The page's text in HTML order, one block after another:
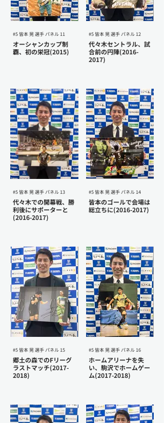
#5 皆本 晃 選手 パネル 11
オーシャンカップ制
覇、初の栄冠(2015)
#5 皆本 晃 選手 パネル 12
代々木セントラル、試
合前の円陣(2016-
2017)
#5 皆本 晃 選手 パネル 13
代々木での開幕戦、勝
利後にサポーターと
(2016-2017)
#5 皆本 晃 選手 パネル 14
皆本のゴールで会場は
総立ちに(2016-2017)
#5 皆本 晃 選手 パネル 15
郷土の森でのFリーグ
ラストマッチ(2017-
2018)
#5 皆本 晃 選手 パネル 16
ホームアリーナを失
い、駒沢でホームゲー
ム(2017-2018)